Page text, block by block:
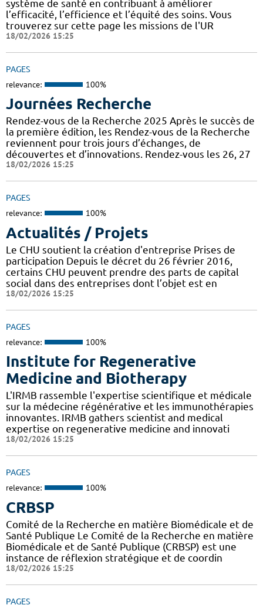
système de santé en contribuant à améliorer
l’efficacité, l’efficience et l’équité des soins. Vous
trouverez sur cette page les missions de l'UR
18/02/2026 15:25
PAGES
relevance: 100%
Journées Recherche
Rendez-vous de la Recherche 2025 Après le succès de
la première édition, les Rendez-vous de la Recherche
reviennent pour trois jours d’échanges, de
découvertes et d’innovations. Rendez-vous les 26, 27
18/02/2026 15:25
PAGES
relevance: 100%
Actualités / Projets
Le CHU soutient la création d'entreprise Prises de
participation Depuis le décret du 26 février 2016,
certains CHU peuvent prendre des parts de capital
social dans des entreprises dont l’objet est en
18/02/2026 15:25
PAGES
relevance: 100%
Institute for Regenerative
Medicine and Biotherapy
L'IRMB rassemble l'expertise scientifique et médicale
sur la médecine régénérative et les immunothérapies
innovantes. IRMB gathers scientist and medical
expertise on regenerative medicine and innovati
18/02/2026 15:25
PAGES
relevance: 100%
CRBSP
Comité de la Recherche en matière Biomédicale et de
Santé Publique Le Comité de la Recherche en matière
Biomédicale et de Santé Publique (CRBSP) est une
instance de réflexion stratégique et de coordin
18/02/2026 15:25
PAGES